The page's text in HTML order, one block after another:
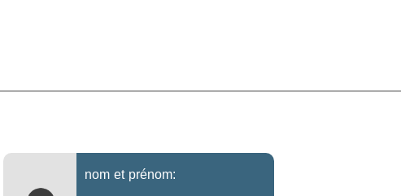
nom et prénom: